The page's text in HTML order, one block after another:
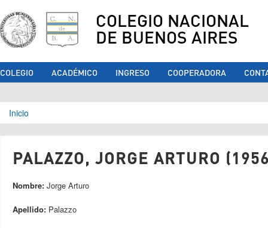
COLEGIO NACIONAL
DE BUENOS AIRES
COLEGIO ACADÉMICO INGRESO COOPERADORA
Se encuentra usted aquí
Inicio
PALAZZO, JORGE ARTURO
Nombre: Jorge Arturo
Apellido: Palazzo